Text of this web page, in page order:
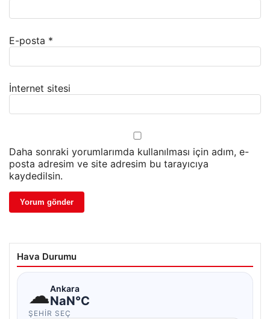
E-posta *
İnternet sitesi
Daha sonraki yorumlarımda kullanılması için adım, e-
posta adresim ve site adresim bu tarayıcıya
kaydedilsin.
Hava Durumu
☁Ankara
NaN°C
ŞEHIR SEÇ